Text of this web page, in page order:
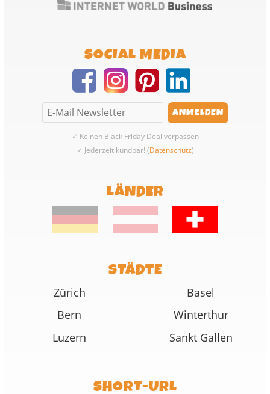
SOCIAL MEDIA
✓ Keinen Black Friday Deal verpassen
✓ Jederzeit kündbar! (Datenschutz)
LÄNDER
STÄDTE
Zürich
Basel
Bern
Winterthur
Luzern
Sankt Gallen
SHORT-URL